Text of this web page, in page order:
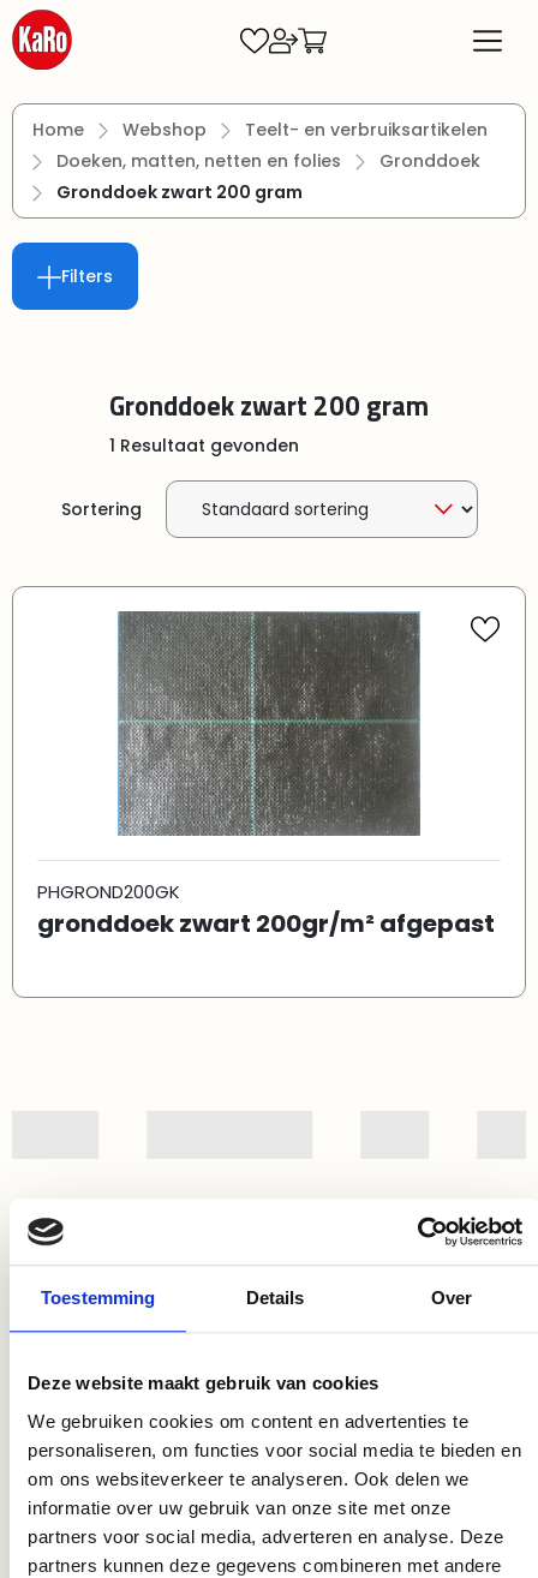
Toestemming Details Over
Deze website maakt gebruik van cookies
We gebruiken cookies om content en advertenties te
personaliseren, om functies voor social media te bieden en
om ons websiteverkeer te analyseren. Ook delen we
informatie over uw gebruik van onze site met onze
partners voor social media, adverteren en analyse. Deze
partners kunnen deze gegevens combineren met andere
Ga naar de hoofdinhoud
Home Webshop
Teelt- en verbruiksartikelen
Doeken, matten, netten en folies
Gronddoek
Gronddoek zwart 200 gram
Filters
Gronddoek zwart 200 gram
1 Resultaat gevonden
Sortering
PHGROND200GK
gronddoek zwart 200gr/m² afgepast
Slimme keuzes voor optimaal resultaat!
DryGair
Meer info